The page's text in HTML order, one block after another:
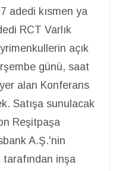
adedi kısmen ya
RCT Varlık
açık
günü, saat
alan Konferans
Satışa sunulacak
Reşitpaşa
A.Ş.'nin
inşa